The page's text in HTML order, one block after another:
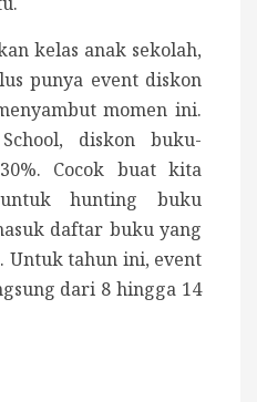
kelas anak sekolah,
punya event diskon
momen ini.
diskon buku-
Cocok buat kita
hunting buku
daftar buku yang
Untuk tahun ini, event
dari 8 hingga 14